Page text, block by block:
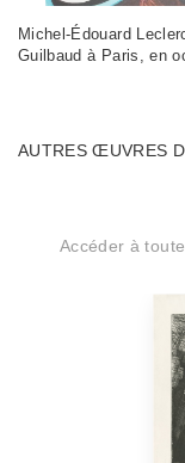
Michel-Édouard
Guilbaud à Paris, en
AUTRES ŒUVRES
Accéder à